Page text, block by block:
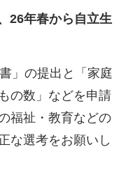
26年春から自立生
」の提出と「家庭
の数」などを申請
福祉・教育などの
な選考をお願いし